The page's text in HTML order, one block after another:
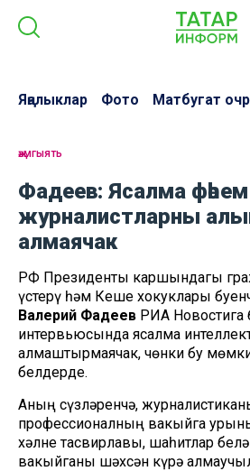
Яңалыклар Фото Матбугат
җәмгыять
Фадеев: Ясалма фәһем
журналистларны
алмаячак
РФ Президенты каршындагы
үстерү һәм Кеше хокуклары
Валерий Фадеев РИА Новостига
интервьюсында ясалма
алмаштырмаячак, чөнки бу
белдерде.
Аның сүзләренчә,
профессионалның вакыйга
хәлне тасвирлавы, шаһитлар
вакыйганы шәхсән күрә